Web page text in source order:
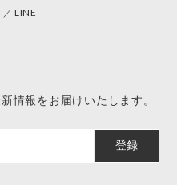
LINE
情報をお届けいたします。
登録